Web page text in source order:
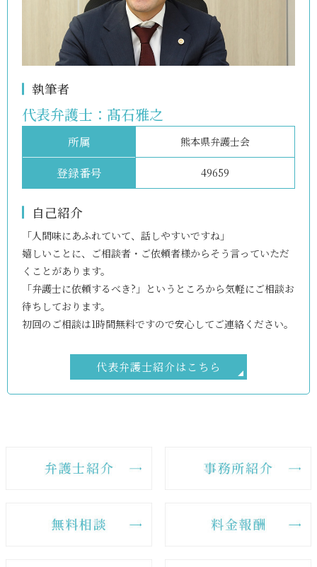
執筆者
代表弁護士： 髙石雅之
所属 熊本県弁護士会
登録番号 49659
自己紹介
「人間味にあふれていて、話しやすいですね」
嬉しいことに、ご相談者・ご依頼者様からそう言っていただ
くことがあります。
「弁護士に依頼するべき?」というところから気軽にご相談お
待ちしております。
初回のご相談は1時間無料ですので安心してご連絡ください。
代表弁護士紹介はこちら